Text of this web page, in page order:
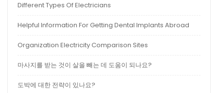
Different Types Of Electricians
Helpful Information For Getting Dental Implants Abroad
Organization Electricity Comparison Sites
마사지를 받는 것이 살을 빼는 데 도움이 되나요?
도박에 대한 전략이 있나요?